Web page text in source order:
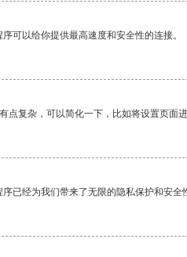
可以给你提供最高速度和安全性的连接。
点复杂，可以简化一下，比如将设置页面进
已经为我们带来了无限的隐私保护和安全